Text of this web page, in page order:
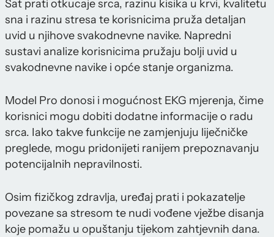
Sat prati otkucaje srca, razinu kisika u krvi, kvalitetu
sna i razinu stresa te korisnicima pruža detaljan
uvid u njihove svakodnevne navike. Napredni
sustavi analize korisnicima pružaju bolji uvid u
svakodnevne navike i opće stanje organizma.
Model Pro donosi i mogućnost EKG mjerenja, čime
korisnici mogu dobiti dodatne informacije o radu
srca. Iako takve funkcije ne zamjenjuju liječničke
preglede, mogu pridonijeti ranijem prepoznavanju
potencijalnih nepravilnosti.
Osim fizičkog zdravlja, uređaj prati i pokazatelje
povezane sa stresom te nudi vođene vježbe disanja
koje pomažu u opuštanju tijekom zahtjevnih dana.